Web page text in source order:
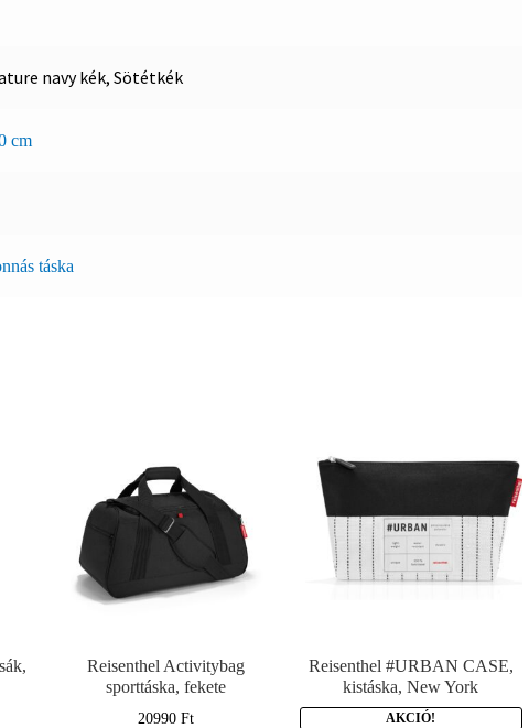
navy kék, Sötétkék
cm
táska
Reisenthel Activitybag
sporttáska, fekete
20990 Ft
Reisenthel #URBAN CASE,
kistáska, New York
AKCIÓ!